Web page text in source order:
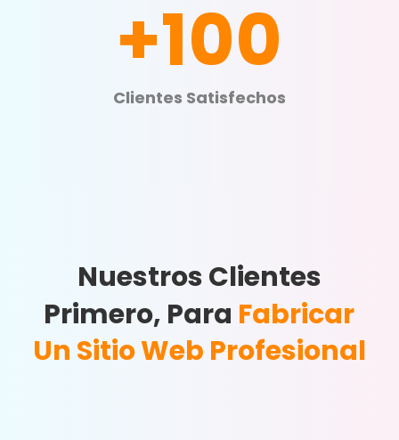
+100
Clientes Satisfechos
Nuestros Clientes
Primero, Para Fabricar
Un Sitio Web Profesional